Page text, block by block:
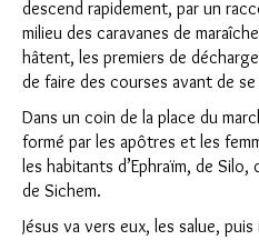
descend rapidement, par un
milieu des caravanes de
hâtent, les premiers de
de faire des courses avant de
Dans un coin de la place du
formé par les apôtres et les
les habitants d’Ephraïm, de
de Sichem.
Jésus va vers eux, les salue,